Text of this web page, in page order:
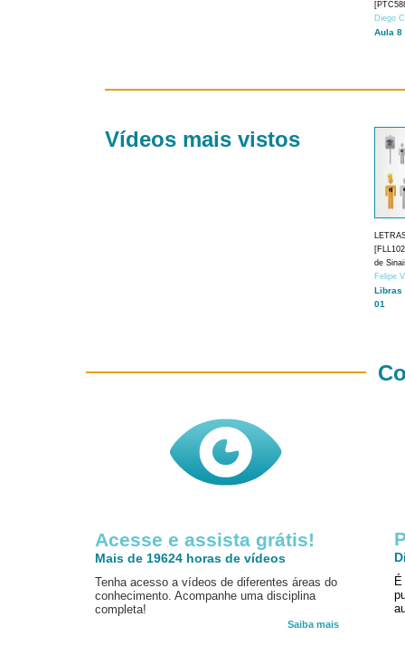
Diego
Aula 8
Vídeos mais vistos
de
Felipe
Libras
01
Acesse e assista grátis!
Mais de 19624 horas de vídeos
Tenha acesso a vídeos de diferentes áreas do
conhecimento. Acompanhe uma disciplina
completa!
Saiba mais